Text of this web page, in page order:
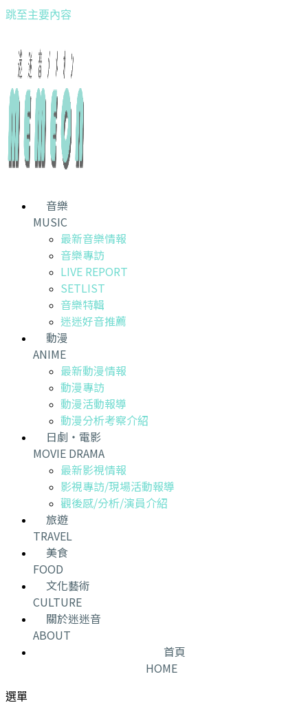
跳至主要內容
音樂
MUSIC
最新音樂情報
音樂專訪
LIVE REPORT
SETLIST
音樂特輯
迷迷好音推薦
動漫
ANIME
最新動漫情報
動漫專訪
動漫活動報導
動漫分析考察介紹
日劇・電影
MOVIE DRAMA
最新影視情報
影視專訪/現場活動報導
觀後感/分析/演員介紹
旅遊
TRAVEL
美食
FOOD
文化藝術
CULTURE
關於迷迷音
ABOUT
首頁
HOME
選單